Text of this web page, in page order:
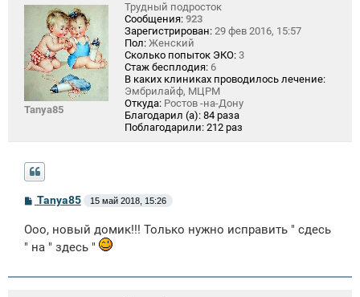
Tanya85
Трудный подросток
Сообщения: 923
Зарегистрирован: 29 фев 2016, 15:57
Пол: Женский
Сколько попыток ЭКО: 3
Стаж бесплодия: 6
В каких клиниках проводилось лечение:
Эмбрилайф, МЦРМ
Откуда: Ростов -на-Дону
Благодарил (а): 84 раза
Поблагодарили: 212 раз
С
б
щ
е
и
Tanya85 15 май 2018, 15:26
Ооо, новый домик!!! Только нужно исправить " сдесь
" на " здесь "